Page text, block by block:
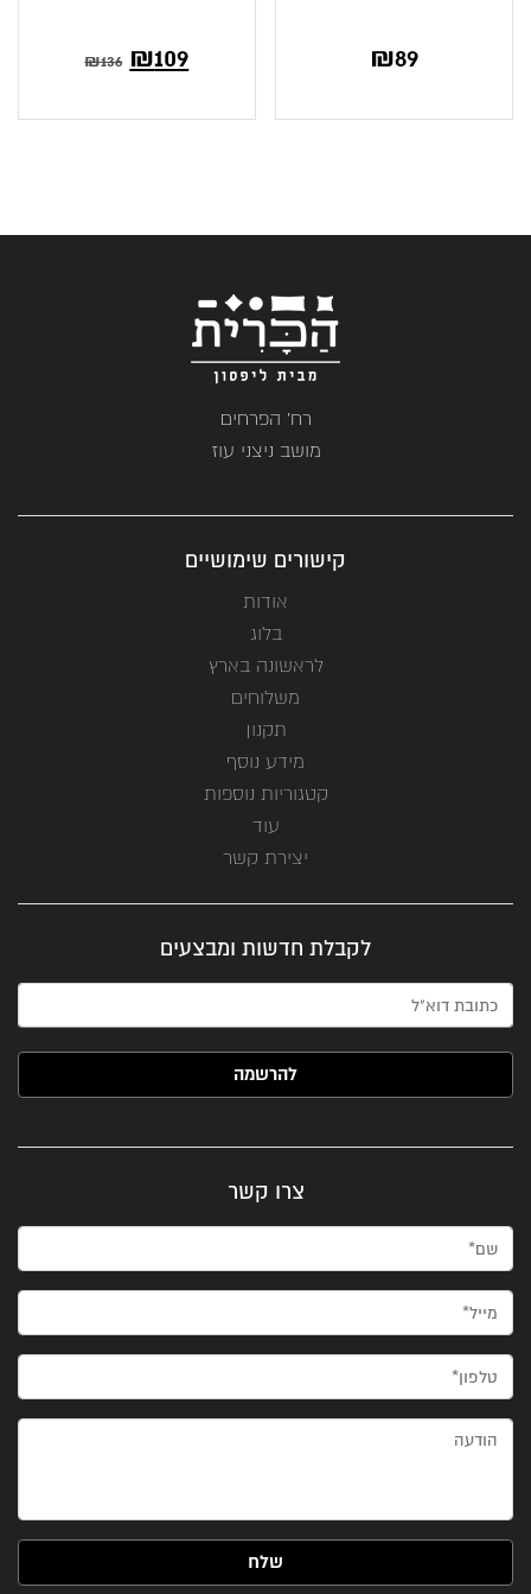
₪89
₪136 ₪109
רח' הפרחים
מושב ניצני עוז
קישורים שימושיים
אודות
בלוג
לראשונה בארץ
משלוחים
תקנון
מידע נוסף
קטגוריות נוספות
עוד
יצירת קשר
לקבלת חדשות ומבצעים
האימייל שלך (חובה)
צרו קשר